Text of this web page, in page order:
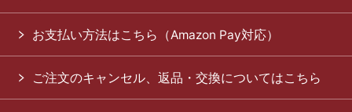
お支払い方法はこちら（Amazon Pay対応）
ご注文のキャンセル、返品・交換についてはこちら